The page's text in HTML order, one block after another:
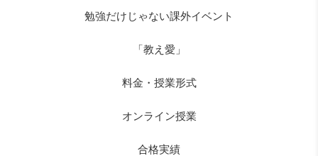
勉強だけじゃない課外イベント
「教え愛」
料金・授業形式
オンライン授業
合格実績